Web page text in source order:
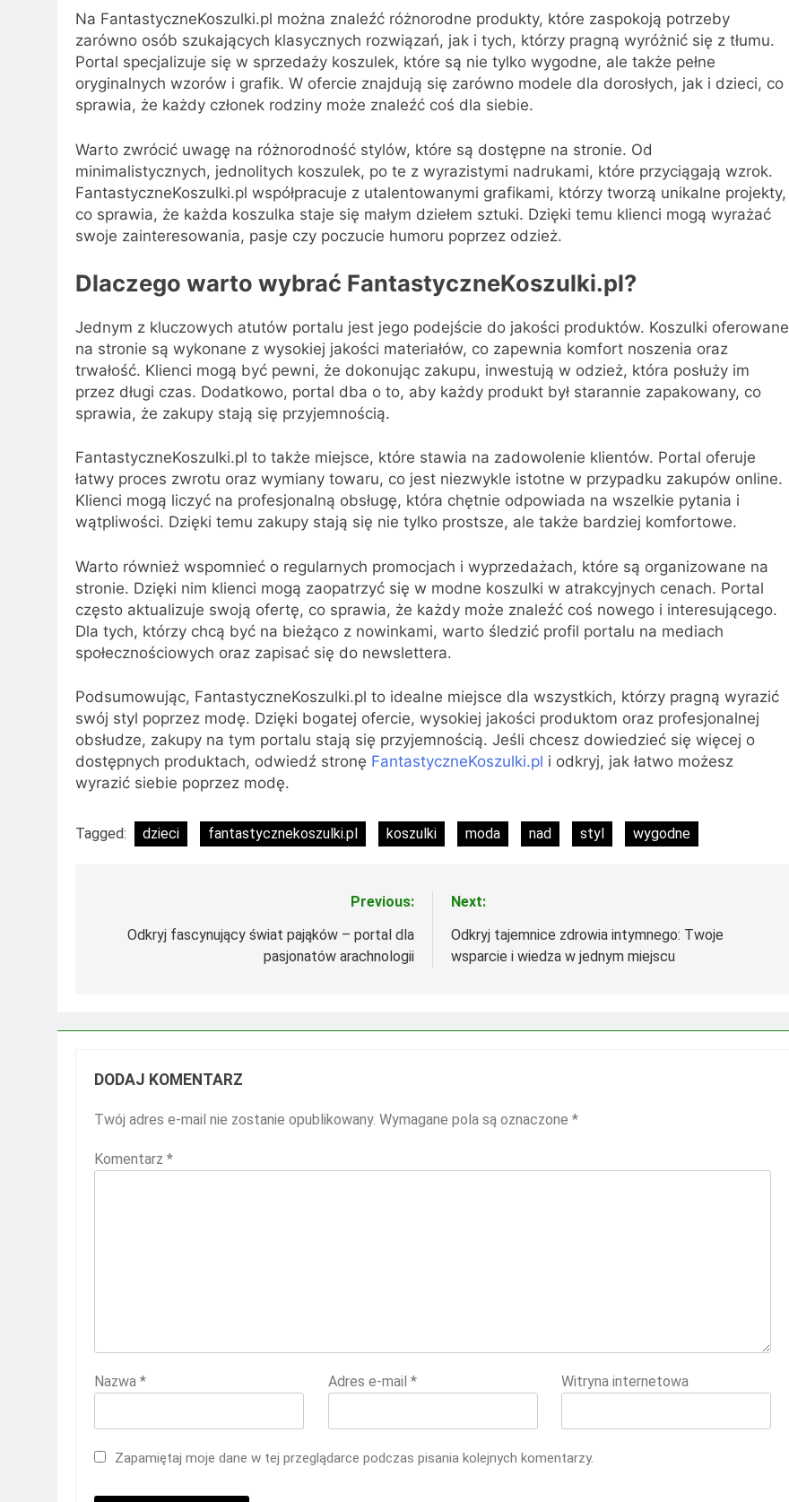
Na FantastyczneKoszulki.pl można znaleźć różnorodne produkty, które zaspokoją potrzeby
zarówno osób szukających klasycznych rozwiązań, jak i tych, którzy pragną wyróżnić się z tłumu.
Portal specjalizuje się w sprzedaży koszulek, które są nie tylko wygodne, ale także pełne
oryginalnych wzorów i grafik. W ofercie znajdują się zarówno modele dla dorosłych, jak i dzieci, co
sprawia, że każdy członek rodziny może znaleźć coś dla siebie.
Warto zwrócić uwagę na różnorodność stylów, które są dostępne na stronie. Od
minimalistycznych, jednolitych koszulek, po te z wyrazistymi nadrukami, które przyciągają wzrok.
FantastyczneKoszulki.pl współpracuje z utalentowanymi grafikami, którzy tworzą unikalne projekty,
co sprawia, że każda koszulka staje się małym dziełem sztuki. Dzięki temu klienci mogą wyrażać
swoje zainteresowania, pasje czy poczucie humoru poprzez odzież.
Dlaczego warto wybrać FantastyczneKoszulki.pl?
Jednym z kluczowych atutów portalu jest jego podejście do jakości produktów. Koszulki oferowane
na stronie są wykonane z wysokiej jakości materiałów, co zapewnia komfort noszenia oraz
trwałość. Klienci mogą być pewni, że dokonując zakupu, inwestują w odzież, która posłuży im
przez długi czas. Dodatkowo, portal dba o to, aby każdy produkt był starannie zapakowany, co
sprawia, że zakupy stają się przyjemnością.
FantastyczneKoszulki.pl to także miejsce, które stawia na zadowolenie klientów. Portal oferuje
łatwy proces zwrotu oraz wymiany towaru, co jest niezwykle istotne w przypadku zakupów online.
Klienci mogą liczyć na profesjonalną obsługę, która chętnie odpowiada na wszelkie pytania i
wątpliwości. Dzięki temu zakupy stają się nie tylko prostsze, ale także bardziej komfortowe.
Warto również wspomnieć o regularnych promocjach i wyprzedażach, które są organizowane na
stronie. Dzięki nim klienci mogą zaopatrzyć się w modne koszulki w atrakcyjnych cenach. Portal
często aktualizuje swoją ofertę, co sprawia, że każdy może znaleźć coś nowego i interesującego.
Dla tych, którzy chcą być na bieżąco z nowinkami, warto śledzić profil portalu na mediach
społecznościowych oraz zapisać się do newslettera.
Podsumowując, FantastyczneKoszulki.pl to idealne miejsce dla wszystkich, którzy pragną wyrazić
swój styl poprzez modę. Dzięki bogatej ofercie, wysokiej jakości produktom oraz profesjonalnej
obsłudze, zakupy na tym portalu stają się przyjemnością. Jeśli chcesz dowiedzieć się więcej o
dostępnych produktach, odwiedź stronę FantastyczneKoszulki.pl i odkryj, jak łatwo możesz
wyrazić siebie poprzez modę.
Tagged: dzieci fantastycznekoszulki.pl koszulki moda nad styl wygodne
wpisu
Previous:
Odkryj fascynujący świat pająków – portal dla
pasjonatów arachnologii
Next:
Odkryj tajemnice zdrowia intymnego: Twoje
wsparcie i wiedza w jednym miejscu
DODAJ KOMENTARZ
Twój adres e-mail nie zostanie opublikowany. Wymagane pola są oznaczone *
Komentarz *
Nazwa * Adres e-mail * Witryna internetowa
Zapamiętaj moje dane w tej przeglądarce podczas pisania kolejnych komentarzy.